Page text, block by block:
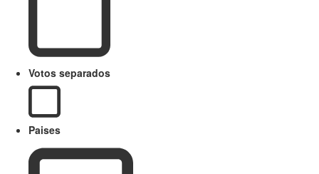
Votos separados
Paises